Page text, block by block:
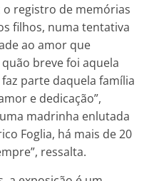
registro de memórias
filhos, numa tentativa
ao amor que
breve foi aquela
parte daquela família
e dedicação”,
madrinha enlutada
Foglia, há mais de 20
ressalta.